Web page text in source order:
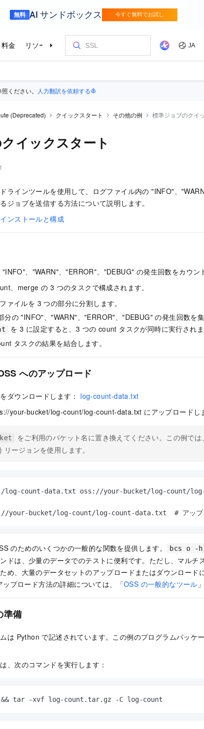
ください。 人力翻訳を依頼する
(Deprecated) クイックスタート その他の例 標準ジョブのクイ
イックスタート
ラインツールを使用して、ログファイル内の "INFO"、
ジョブを送信する方法について説明します。
ンストールと構成
、"WARN"、"ERROR"、"DEBUG" の発生回数をカウン
、merge の 3 つのタスクで構成されます。
ァイルを 3 つの部分に分割します。
分の "INFO"、"WARN"、"ERROR"、"DEBUG" の発生回数を
を 3 に設定すると、3 つの count タスクが同時に実行され
タスクの結果を結合します。
へのアップロード
ダウンロードします： log-count-data.txt
your-bucket/log-count/log-count-data.txt にアップロードし
をご利用のバケット名に置き換えてください。この例で
) リージョンを使用します。
log-count-data.txt oss://your-bucket/log-count/
bucket/log-count/log-count-data.txt  # アップロー
のためのいくつかの一般的な関数を提供します。 bcs o -h
ドは、少量のデータでのテストに便利です。ただし、マルチ
め、大量のデータセットのアップロードまたはダウンロード
プロード方法の詳細については、「OSS の一般的なツール
準備
は Python で記述されています。この例のプログラムパッケ
、次のコマンドを実行します：
tar -xvf log-count.tar.gz -C log-count